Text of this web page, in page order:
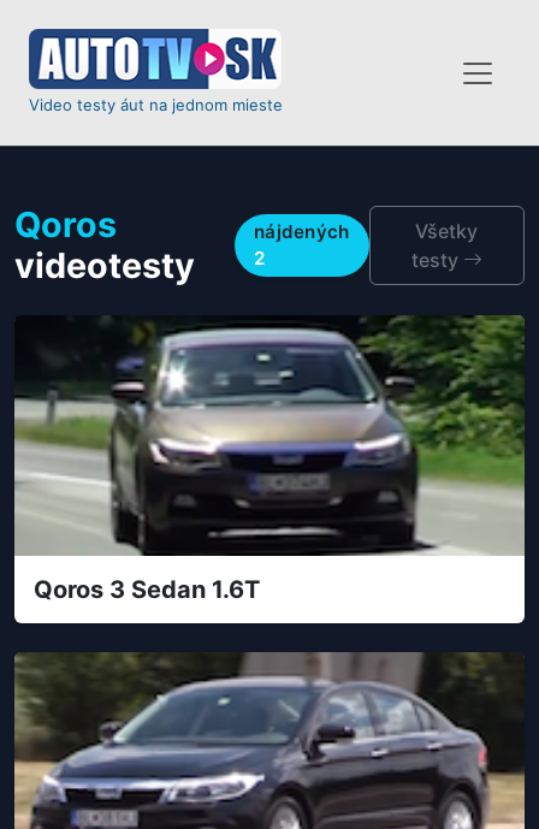
Video testy áut na jednom mieste
Qoros
videotesty
nájdených
2
Všetky
testy
Qoros 3 Sedan 1.6T